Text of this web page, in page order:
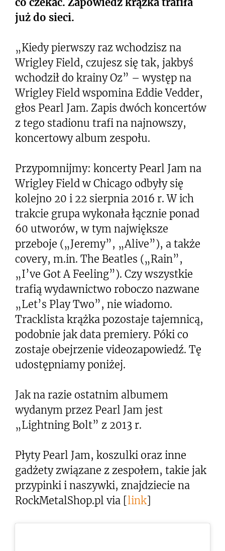
już do sieci.
„Kiedy pierwszy raz wchodzisz na
Wrigley Field, czujesz się tak, jakbyś
wchodził do krainy Oz” – występ na
Wrigley Field wspomina Eddie Vedder,
głos Pearl Jam. Zapis dwóch koncertów
z tego stadionu trafi na najnowszy,
koncertowy album zespołu.
Przypomnijmy: koncerty Pearl Jam na
Wrigley Field w Chicago odbyły się
kolejno 20 i 22 sierpnia 2016 r. W ich
trakcie grupa wykonała łącznie ponad
60 utworów, w tym największe
przeboje („Jeremy”, „Alive”), a także
covery, m.in. The Beatles („Rain”,
„I’ve Got A Feeling”). Czy wszystkie
trafią wydawnictwo roboczo nazwane
„Let’s Play Two”, nie wiadomo.
Tracklista krążka pozostaje tajemnicą,
podobnie jak data premiery. Póki co
zostaje obejrzenie videozapowiedź. Tę
udostępniamy poniżej.
Jak na razie ostatnim albumem
wydanym przez Pearl Jam jest
„Lightning Bolt” z 2013 r.
Płyty Pearl Jam, koszulki oraz inne
gadżety związane z zespołem, takie jak
przypinki i naszywki, znajdziecie na
RockMetalShop.pl via [link]